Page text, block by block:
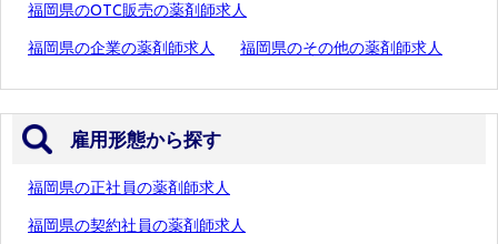
福岡県のOTC販売の薬剤師求人
福岡県の企業の薬剤師求人 福岡県のその他の薬剤師求人
雇用形態から探す
福岡県の正社員の薬剤師求人
福岡県の契約社員の薬剤師求人